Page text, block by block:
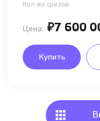
Кол-во срезов
Цена: ₽7 600
Купить